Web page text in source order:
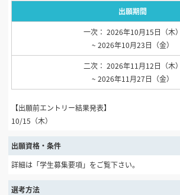
出願期間
一次： 2026年10月15日（木）
~ 2026年10月23日（金）
二次： 2026年11月12日（木）
~ 2026年11月27日（金）
【出願前エントリー結果発表】
10/15（木）
出願資格・条件
詳細は「学生募集要項」をご覧下さい。
選考方法